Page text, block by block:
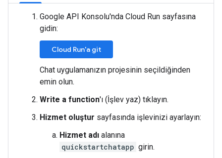
Google API Konsolu'nda Cloud Run sayfasına
gidin:
Cloud Run'a git
Chat uygulamanızın projesinin seçildiğinden
emin olun.
Write a function'ı (İşlev yaz) tıklayın.
Hizmet oluştur sayfasında işlevinizi ayarlayın:
Hizmet adı alanına
quickstartchatapp girin.